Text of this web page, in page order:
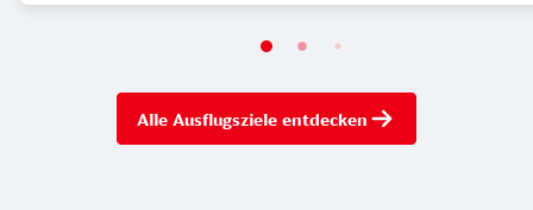
Alle Ausflugsziele entdecken